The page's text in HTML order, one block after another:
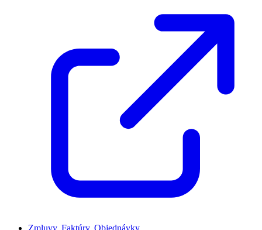
Zmluvy, Faktúry, Objednávky